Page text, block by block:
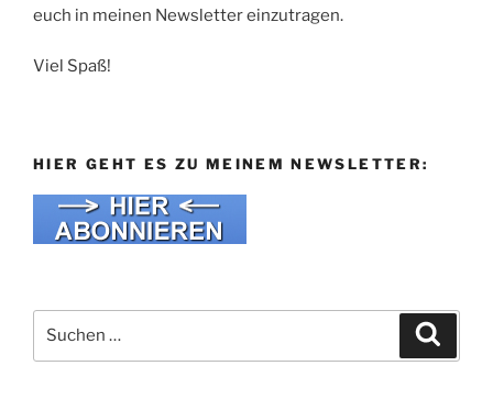
euch in meinen Newsletter einzutragen.
Viel Spaß!
HIER GEHT ES ZU MEINEM NEWSLETTER:
nach: